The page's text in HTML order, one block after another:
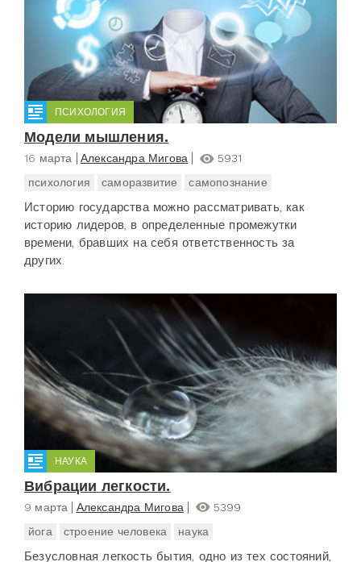
ПСИХОЛОГИЯ
Модели мышления.
16 марта Александра Мигова
5931
психология
саморазвитие самопознание
Историю государства можно рассматривать, как
историю лидеров, в определенные промежутки
времени, бравших на себя ответственность за
других.
НАУКА
Вибрации легкости.
9 марта Александра Мигова
5399
йога
строение человека наука
Безусловная легкость бытия, одно из тех состояний,